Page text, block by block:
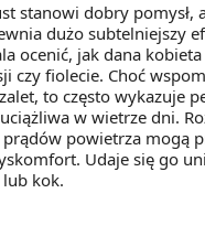
stanowi dobry pomysł,
dużo subtelniejszy
ocenić, jak dana
czy fiolecie. Choć
to często wykazuje
w wietrze dni.
prądów powietrza mogą
Udaje się go
kok.